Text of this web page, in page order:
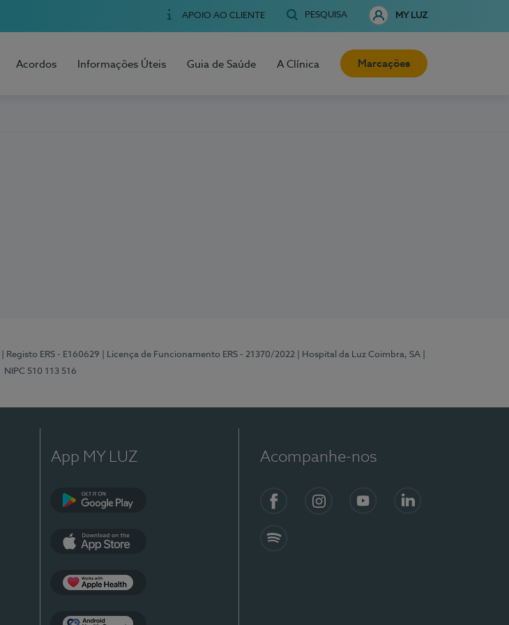
APOIO AO CLIENTE PESQUISA MY LUZ
Acordos Informações Úteis Guia de Saúde A Clínica Marcações
| Registo ERS - E160629 | Licença de Funcionamento ERS - 21370/2022 | Hospital da Luz Coimbra, SA
NIPC 510 113 516
App MY LUZ Acompanhe-nos